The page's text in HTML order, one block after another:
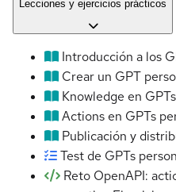
Lecciones y ejercicios prácticos
Introducción a los
Crear un GPT
Knowledge en
Actions en GPTs
Publicación y
Test de GPTs
Reto OpenAPI: